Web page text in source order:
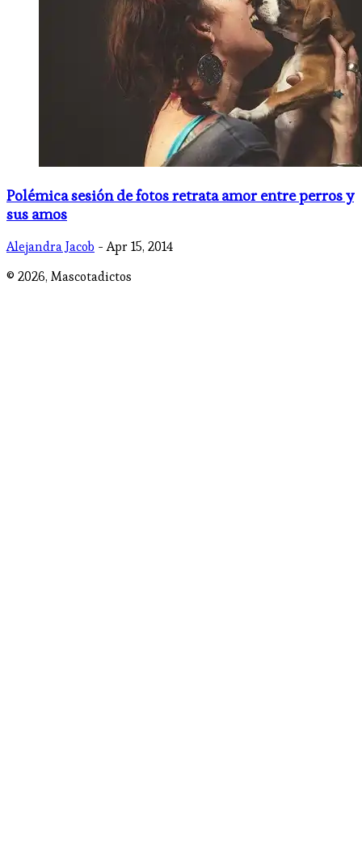
Polémica sesión de fotos retrata amor entre perros y
sus amos
Alejandra Jacob - Apr 15, 2014
© 2026, Mascotadictos